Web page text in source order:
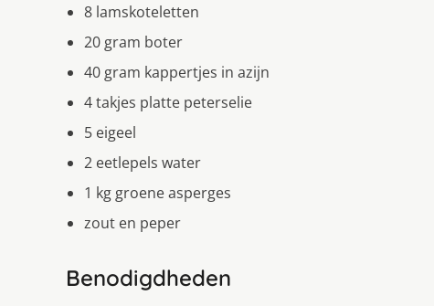
8 lamskoteletten
20 gram boter
40 gram kappertjes in azijn
4 takjes platte peterselie
5 eigeel
2 eetlepels water
1 kg groene asperges
zout en peper
Benodigdheden